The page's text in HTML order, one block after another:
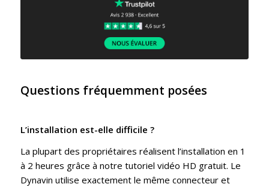
Questions fréquemment posées
L’installation est-elle difficile ?
La plupart des propriétaires réalisent l’installation en 1
à 2 heures grâce à notre tutoriel vidéo HD gratuit. Le
Dynavin utilise exactement le même connecteur et